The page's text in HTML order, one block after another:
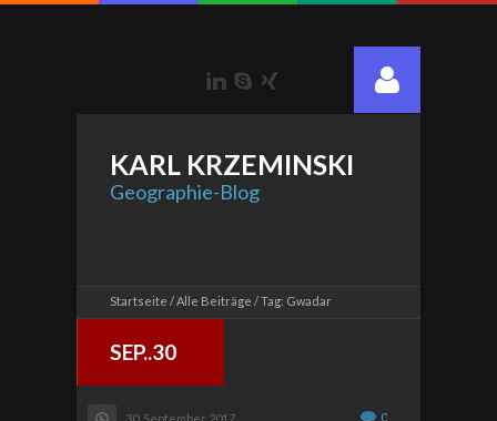
LinkedIn
Skype
KARL KRZEMINSKI
Geographie-Blog
Startseite Alle Beiträge Tag: Gwadar
SEP..30
0